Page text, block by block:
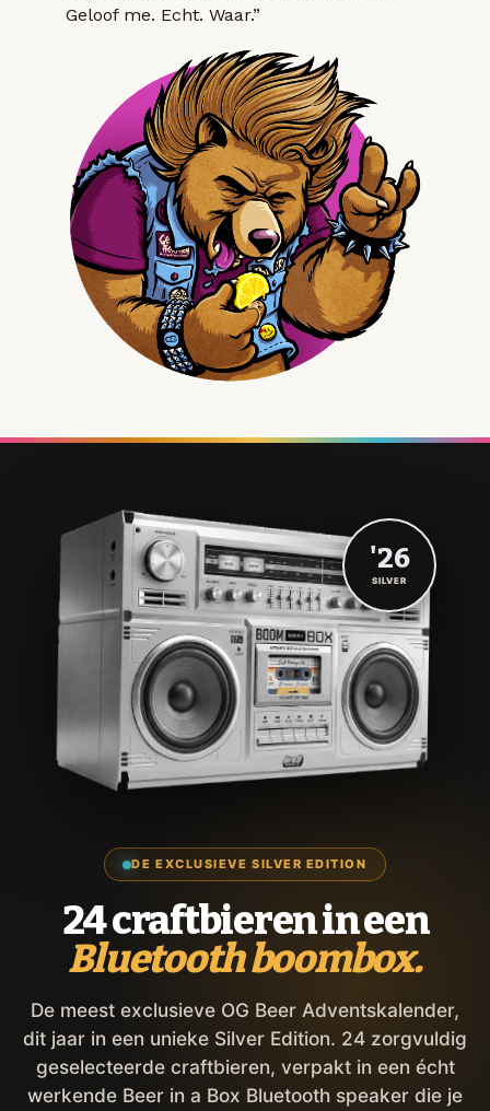
Geloof me. Echt. Waar.”
DE EXCLUSIEVE SILVER EDITION
24 craftbieren in een
Bluetooth boombox.
De meest exclusieve OG Beer Adventskalender,
dit jaar in een unieke Silver Edition. 24 zorgvuldig
geselecteerde craftbieren, verpakt in een écht
werkende Beer in a Box Bluetooth speaker die je
'26
SILVER